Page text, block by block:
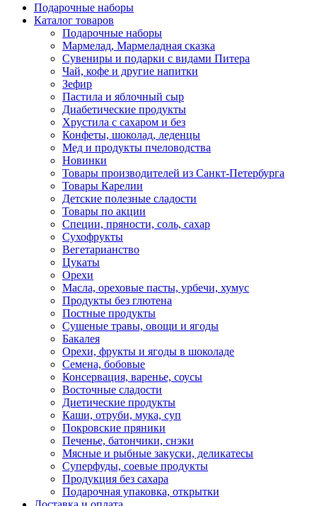
Подарочные наборы
Каталог товаров
Подарочные наборы
Мармелад, Мармеладная сказка
Сувениры и подарки с видами Питера
Чай, кофе и другие напитки
Зефир
Пастила и яблочный сыр
Диабетические продукты
Хрустила с сахаром и без
Конфеты, шоколад, леденцы
Мед и продукты пчеловодства
Новинки
Товары производителей из Санкт-Петербурга
Товары Карелии
Детские полезные сладости
Товары по акции
Специи, пряности, соль, сахар
Сухофрукты
Вегетарианство
Цукаты
Орехи
Масла, ореховые пасты, урбечи, хумус
Продукты без глютена
Постные продукты
Сушеные травы, овощи и ягоды
Бакалея
Орехи, фрукты и ягоды в шоколаде
Семена, бобовые
Консервация, варенье, соусы
Восточные сладости
Диетические продукты
Каши, отруби, мука, суп
Покровские пряники
Печенье, батончики, снэки
Мясные и рыбные закуски, деликатесы
Суперфуды, соевые продукты
Продукция без сахара
Подарочная упаковка, открытки